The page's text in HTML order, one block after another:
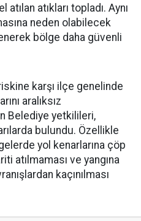
atıkları topladı. Aynı
neden olabilecek
bölge daha güvenli
karşı ilçe genelinde
aralıksız
Belediye yetkilileri,
bulundu. Özellikle
yol kenarlarına çöp
atılmaması ve yangına
kaçınılması